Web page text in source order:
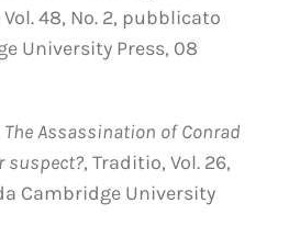
48, No. 2, pubblicato
University Press, 08
The Assassination of Conrad
suspect?, Traditio, Vol. 26,
Cambridge University